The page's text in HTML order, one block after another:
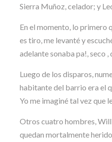
Sierra Muñoz, celador; y
En el momento, lo primero
es tiro, me levanté y
adelante sonaba pa!, seco ,
Luego de los disparos,
habitante del barrio era el
Yo me imaginé tal vez que
Otros cuatro hombres,
quedan mortalmente